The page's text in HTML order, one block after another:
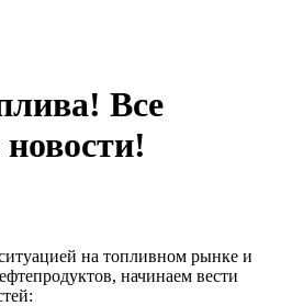
Все
на топливном рынке и
начинаем вести